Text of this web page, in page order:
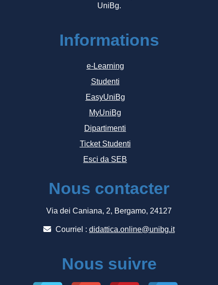
UniBg.
Informations
e-Learning
Studenti
EasyUniBg
MyUniBg
Dipartimenti
Ticket Studenti
Esci da SEB
Nous contacter
Via dei Caniana, 2, Bergamo, 24127
Courriel : didattica.online@unibg.it
Nous suivre